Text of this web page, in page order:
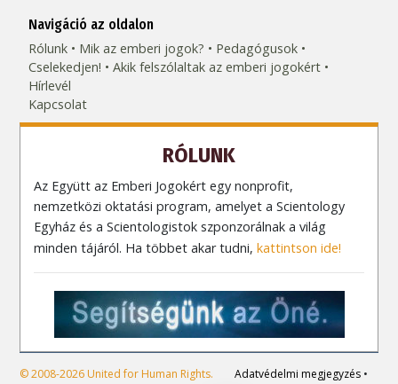
Navigáció az oldalon
Rólunk
Mik az emberi jogok?
Pedagógusok
Cselekedjen!
Akik felszólaltak az emberi jogokért
Hírlevél
Kapcsolat
RÓLUNK
Az Együtt az Emberi Jogokért egy nonprofit,
nemzetközi oktatási program, amelyet a Scientology
Egyház és a Scientologistok szponzorálnak a világ
minden tájáról. Ha többet akar tudni,kattintson ide!
© 2008-2026 United for Human Rights.
Adatvédelmi megjegyzés •